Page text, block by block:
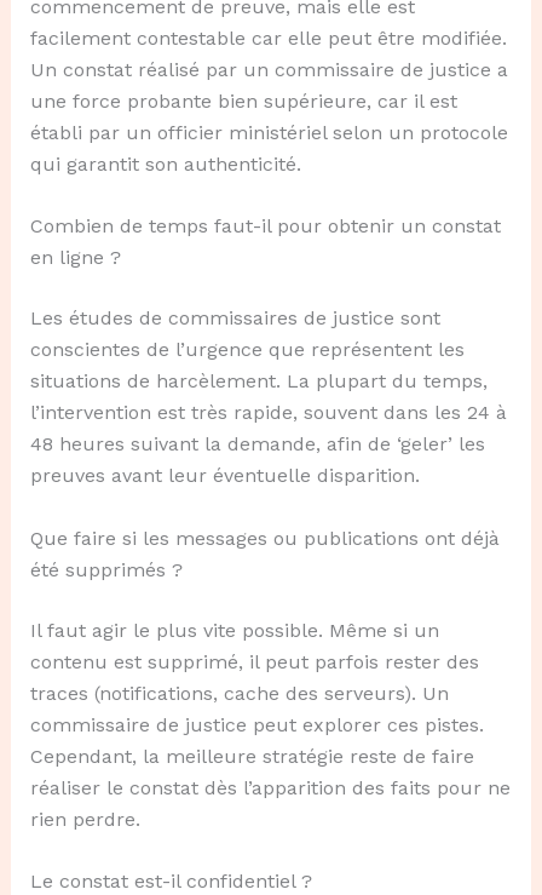
commencement de preuve, mais elle est
facilement contestable car elle peut être modifiée.
Un constat réalisé par un commissaire de justice a
une force probante bien supérieure, car il est
établi par un officier ministériel selon un protocole
qui garantit son authenticité.
Combien de temps faut-il pour obtenir un constat
en ligne ?
Les études de commissaires de justice sont
conscientes de l’urgence que représentent les
situations de harcèlement. La plupart du temps,
l’intervention est très rapide, souvent dans les 24 à
48 heures suivant la demande, afin de ‘geler’ les
preuves avant leur éventuelle disparition.
Que faire si les messages ou publications ont déjà
été supprimés ?
Il faut agir le plus vite possible. Même si un
contenu est supprimé, il peut parfois rester des
traces (notifications, cache des serveurs). Un
commissaire de justice peut explorer ces pistes.
Cependant, la meilleure stratégie reste de faire
réaliser le constat dès l’apparition des faits pour ne
rien perdre.
Le constat est-il confidentiel ?